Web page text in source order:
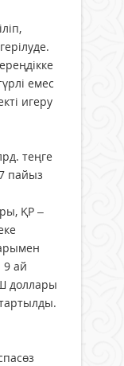
емес
игеру
теңге
пайыз
ҚР –
9 ай
доллары